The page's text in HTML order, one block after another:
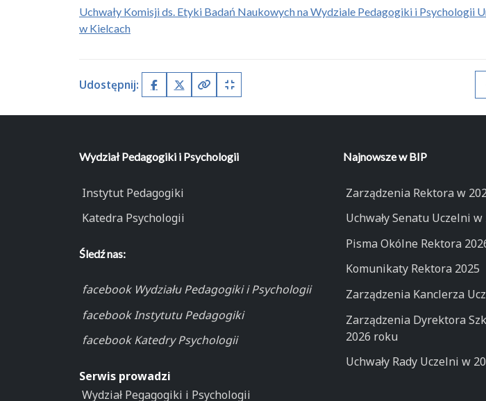
Uchwały Komisji ds. Etyki Badań Naukowych na Wydziale Pedagogiki i Psychologii
w Kielcach
Udostępnij: FacebookX (Twitter)
Kopiuj pełny link
Kopiuj krótki link
Wydział Pedagogiki i Psychologii
Instytut Pedagogiki
Katedra Psychologii
Śledź nas:
facebook Wydziału Pedagogiki i Psychologii
facebook Instytutu Pedagogiki
facebook Katedry Psychologii
Serwis prowadzi
Wydział Pegagogiki i Psychologii
Najnowsze w BIP
Zarządzenia Rektora w
Uchwały Senatu Uczelni
Pisma Okólne Rektora
Komunikaty Rektora 2025
Zarządzenia Kanclerza
Zarządzenia Dyrektora
2026 roku
Uchwały Rady Uczelni w